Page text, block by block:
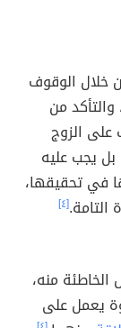
خلال الوقوف
من
على الزوج
بل يجب عليه
في تحقيقها،
[٤]
الخاطئة منه،
يعمل على